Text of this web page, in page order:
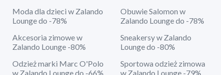
Moda dla dzieci w Zalando
Lounge do -78%
Obuwie Salomon w
Zalando Lounge do -78%
Akcesoria zimowe w
Zalando Lounge -80%
Sneakersy w Zalando
Lounge do -80%
Odzież marki Marc O'Polo
w Zalando Lounge do -66%
Sportowa odzież zimowa
w Zalando Lounge -79%